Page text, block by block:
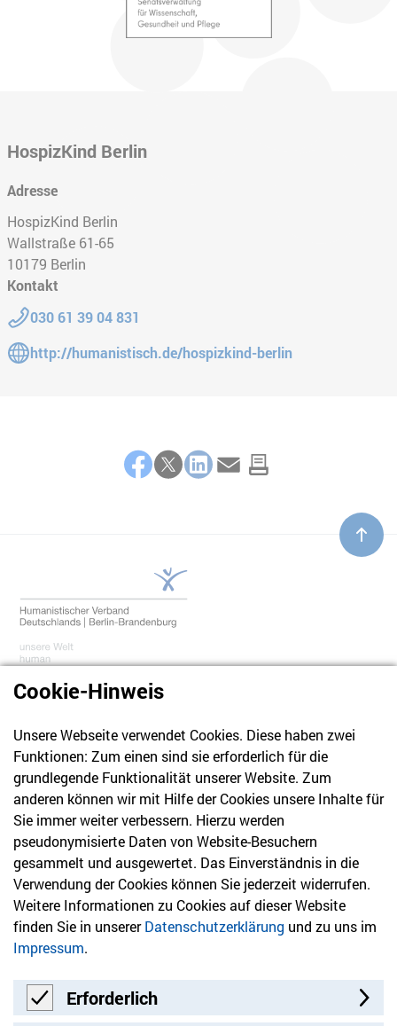
HospizKind Berlin
Adresse
HospizKind Berlin
Wallstraße 61-65
10179 Berlin
Kontakt
Telefon:
030 61 39 04 831
Gehe zur Website:
http://humanistisch.de/hospizkind-berlin
030 61 39 04 10
info@hvd-bb.de
Newsletter
Bleiben Sie mit unserem Newsletter auf dem aktuellsten
Stand mit Themen, die Sie interessieren.
Jetzt anmelden
Cookie-Hinweis
Unsere Webseite verwendet Cookies. Diese haben zwei
Funktionen: Zum einen sind sie erforderlich für die
grundlegende Funktionalität unserer Website. Zum
anderen können wir mit Hilfe der Cookies unsere Inhalte für
Sie immer weiter verbessern. Hierzu werden
pseudonymisierte Daten von Website-Besuchern
gesammelt und ausgewertet. Das Einverständnis in die
Verwendung der Cookies können Sie jederzeit widerrufen.
Weitere Informationen zu Cookies auf dieser Website
finden Sie in unsererDatenschutzerklärung und zu uns im
Impressum.
Erforderlich